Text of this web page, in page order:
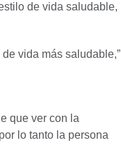
de vida saludable,
vida más saludable,”
que ver con la
lo tanto la persona